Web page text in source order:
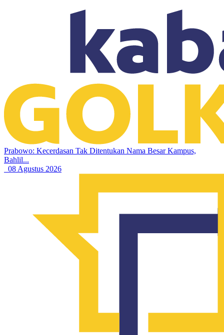
Prabowo: Kecerdasan Tak Ditentukan Nama Besar Kampus,
Bahlil...
08 Agustus 2026